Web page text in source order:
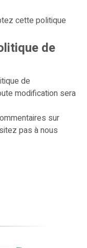
cette politique
de
de
modification sera
sur
pas à nous